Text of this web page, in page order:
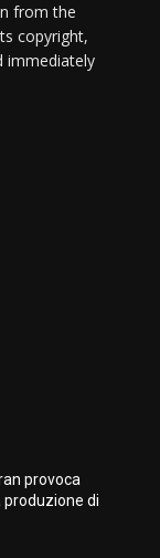
from the
copyright,
immediately
provoca
produzione di